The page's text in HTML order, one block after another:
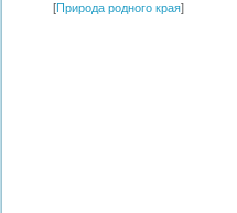
[Природа родного края]